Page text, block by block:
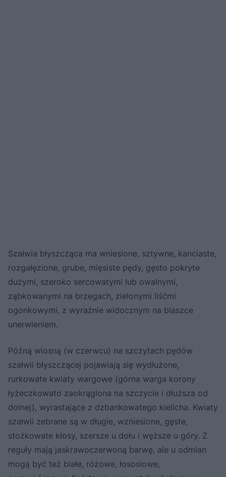
Szałwia błyszcząca ma wniesione, sztywne, kanciaste,
rozgałęzione, grube, mięsiste pędy, gęsto pokryte
dużymi, szeroko sercowatymi lub owalnymi,
ząbkowanymi na brzegach, zielonymi liśćmi
ogonkowymi, z wyraźnie widocznym na blaszce
unerwieniem.
Późną wiosną (w czerwcu) na szczytach pędów
szałwii błyszczącej pojawiają się wydłużone,
rurkowate kwiaty wargowe (górna warga korony
łyżeczkowato zaokrąglona na szczycie i dłuższa od
dolnej), wyrastające z dzbankowatego kielicha. Kwiaty
szałwii zebrane są w długie, wzniesione, gęste,
stożkowate kłosy, szersze u dołu i węższe u góry. Z
reguły mają jaskrawoczerwoną barwę, ale u odmian
mogą być też białe, różowe, łososiowe,